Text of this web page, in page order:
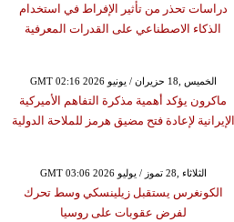
دراسات تحذر من تأثير الإفراط في استخدام
الذكاء الاصطناعي على القدرات المعرفية
GMT 02:16 2026 الخميس ,18 حزيران / يونيو
ماكرون يؤكد أهمية مذكرة التفاهم الأميركية
الإيرانية لإعادة فتح مضيق هرمز للملاحة الدولية
GMT 03:06 2026 الثلاثاء ,28 تموز / يوليو
الكونغرس يستقبل زيلينسكي وسط تحرك
لفرض عقوبات على روسيا